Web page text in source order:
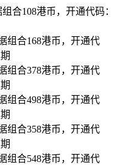
合108港币，开通代码：
组合168港币，开通代
组合378港币，开通代
组合498港币，开通代
组合358港币，开通代
组合548港币，开通代